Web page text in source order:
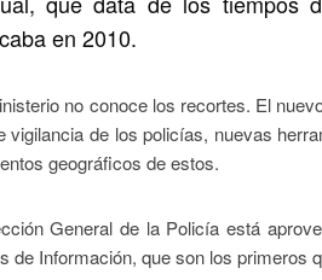
en 2010.
no conoce los recortes. El
vigilancia de los policías, nuevas
geográficos de estos.
General de la Policía está
de Información, que son los primeros